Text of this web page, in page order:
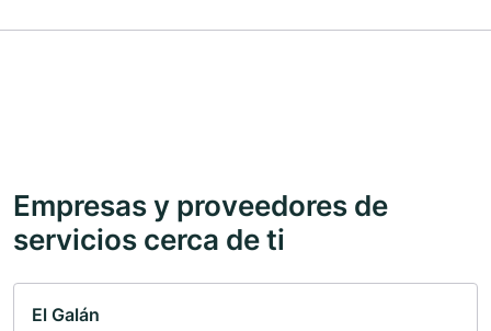
Empresas y proveedores de
servicios cerca de ti
El Galán